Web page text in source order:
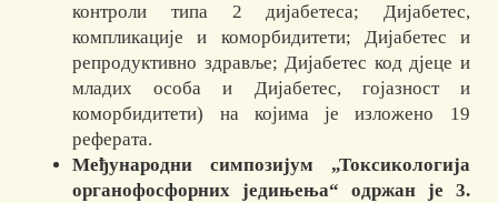
контроли типа 2 дијабетеса; Дијабетес,
компликације и коморбидитети; Дијабетес и
репродуктивно здравље; Дијабетес код дјеце и
младих особа и Дијабетес, гојазност и
коморбидитети) на којима је изложено 19
реферата.
Међународни симпозијум „Токсикологија
органофосфорних једињења“ одржан је 3.